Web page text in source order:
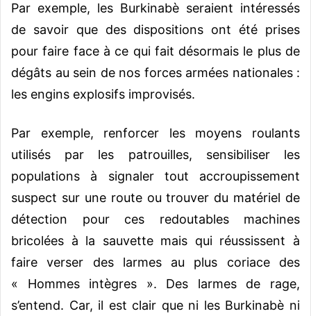
Par exemple, les Burkinabè seraient intéressés
de savoir que des dispositions ont été prises
pour faire face à ce qui fait désormais le plus de
dégâts au sein de nos forces armées nationales :
les engins explosifs improvisés.
Par exemple, renforcer les moyens roulants
utilisés par les patrouilles, sensibiliser les
populations à signaler tout accroupissement
suspect sur une route ou trouver du matériel de
détection pour ces redoutables machines
bricolées à la sauvette mais qui réussissent à
faire verser des larmes au plus coriace des
« Hommes intègres ». Des larmes de rage,
s’entend. Car, il est clair que ni les Burkinabè ni